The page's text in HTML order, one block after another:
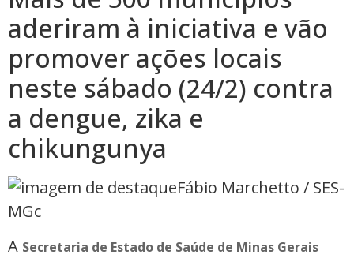
aderiram à iniciativa e vão
promover ações locais
neste sábado (24/2) contra
a dengue, zika e
chikungunya
Fábio Marchetto / SES-
MGc
A Secretaria de Estado de Saúde de Minas Gerais